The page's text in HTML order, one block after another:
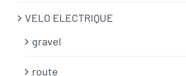
VELO ELECTRIQUE
gravel
route